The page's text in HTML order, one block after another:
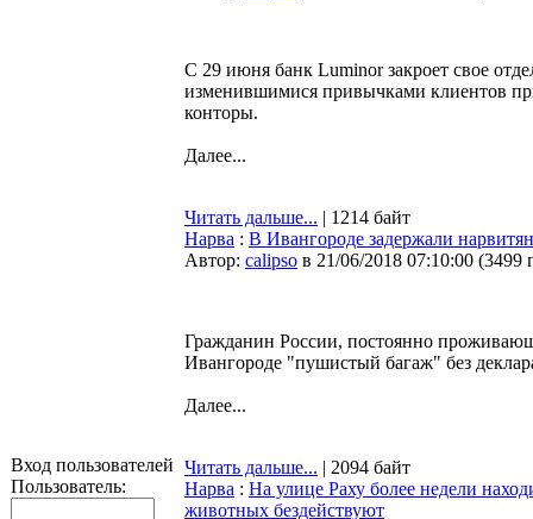
Вход пользователей
Пользователь:
С 29 июня банк Luminor закроет свое
изменившимися привычками клиентов
конторы.
Далее...
Читать дальше... | 1214 байт
Нарва : В Ивангороде задержали
Автор: calipso в 21/06/2018 07:10:00 (3499
Гражданин России, постоянно
Ивангороде "пушистый багаж" без
Далее...
Читать дальше... | 2094 байт
Нарва : На улице Раху более недели
животных бездействуют